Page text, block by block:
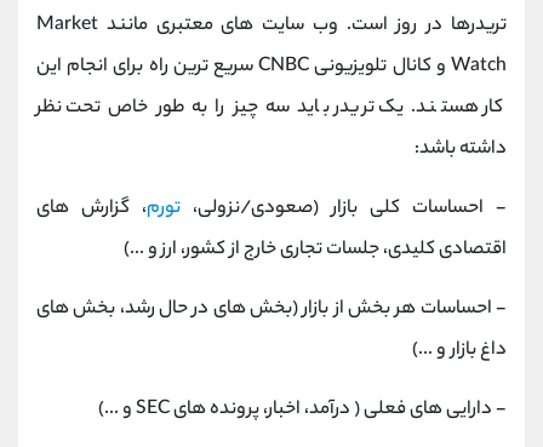
تریدرها در روز است. وب سایت های معتبری مانند Market
Watch و کانال تلویزیونی CNBC سریع ترین راه برای انجام این
کار هستند. یک تریدر باید سه چیز را به طور خاص تحت نظر
داشته باشد:
- احساسات کلی بازار (صعودی/نزولی، تورم، گزارش های
اقتصادی کلیدی، جلسات تجاری خارج از کشور، ارز و ...)
- احساسات هر بخش از بازار (بخش های در حال رشد، بخش های
داغ بازار و ...)
- دارایی های فعلی ( درآمد، اخبار، پرونده های SEC و ...)